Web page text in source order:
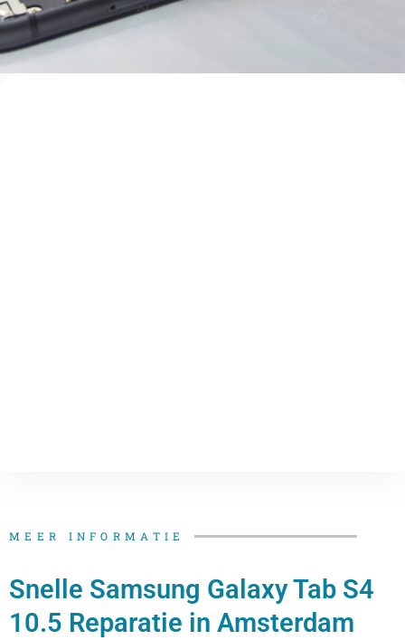
MEER INFORMATIE
Snelle Samsung Galaxy Tab S4
10.5 Reparatie​​​​ in Amsterdam